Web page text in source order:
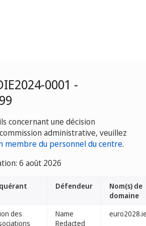
0001 -
concernant une décision
administrative, veuillez
membre du personnel du centre.
6 août 2026
Défendeur
Nom(s) de
domaine
des
Name
Redacted